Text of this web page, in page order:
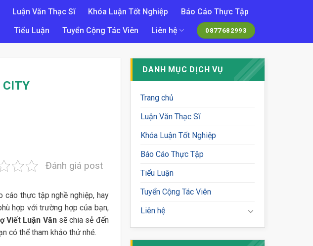
Luận Văn Thạc Sĩ Khóa Luận Tốt Nghiệp
Báo Cáo Thực Tập
Tiểu Luận
Tuyển Cộng Tác Viên Liên hệ 0877682993
CITY
Đánh giá post
cáo thực tập nghề nghiệp, hay
hợp với trường hợp của bạn,
Viết Luận Văn sẽ chia sẻ đến
có thể tham khảo thử nhé.
DANH MỤC DỊCH VỤ
Trang chủ
Luận Văn Thạc Sĩ
Khóa Luận Tốt Nghiệp
Báo Cáo Thực Tập
Tiểu Luận
Tuyển Cộng Tác Viên
Liên hệ